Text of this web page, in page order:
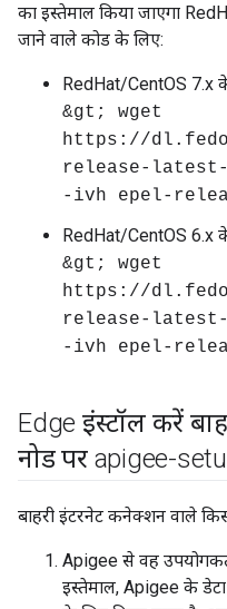
का इस्तेमाल किया जाएगा
जाने वाले कोड के लिए:
RedHat/CentOS 7.x
&gt; wget
https://
release-latest-
-ivh epel-
RedHat/CentOS 6.x
&gt; wget
https://
release-latest-
-ivh epel-
Edge इंस्टॉल करें
नोड पर apigee-
बाहरी इंटरनेट कनेक्शन वाले
Apigee से वह
इस्तेमाल, Apigee के